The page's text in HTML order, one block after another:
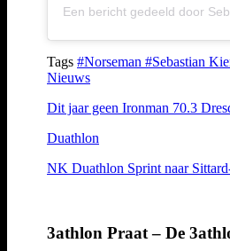
Een bericht gedeeld door
Tags #Norseman #Sebastian
Nieuws
Dit jaar geen Ironman 70.3
Duathlon
NK Duathlon Sprint naar
3athlon Praat – De